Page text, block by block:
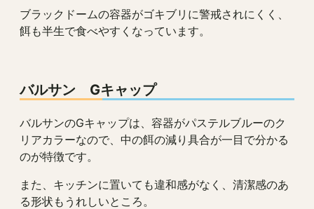
ブラックドームの容器がゴキブリに警戒されにくく、
餌も半生で食べやすくなっています。
バルサン Gキャップ
バルサンのGキャップは、容器がパステルブルーのク
リアカラーなので、中の餌の減り具合が一目で分かる
のが特徴です。
また、キッチンに置いても違和感がなく、清潔感のあ
る形状もうれしいところ。